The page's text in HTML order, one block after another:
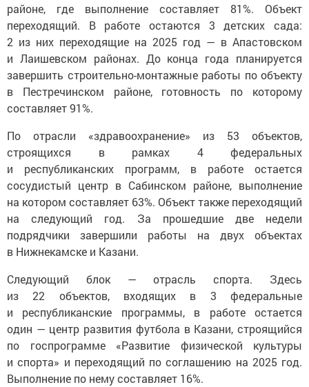
районе, где выполнение составляет 81%. Объект
переходящий. В работе остаются 3 детских сада:
2 из них переходящие на 2025 год — в Апастовском
и Лаишевском районах. До конца года планируется
завершить строительно-монтажные работы по объекту
в Пестречинском районе, готовность по которому
составляет 91%.
По отрасли «здравоохранение» из 53 объектов,
строящихся в рамках 4 федеральных
и республиканских программ, в работе остается
сосудистый центр в Сабинском районе, выполнение
на котором составляет 63%. Объект также переходящий
на следующий год. За прошедшие две недели
подрядчики завершили работы на двух объектах
в Нижнекамске и Казани.
Следующий блок — отрасль спорта. Здесь
из 22 объектов, входящих в 3 федеральные
и республиканские программы, в работе остается
один — центр развития футбола в Казани, строящийся
по госпрограмме «Развитие физической культуры
и спорта» и переходящий по соглашению на 2025 год.
Выполнение по нему составляет 16%.